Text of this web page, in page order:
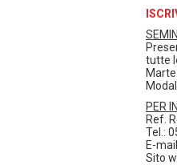
tutte
PER
Ref.
Tel.:
E-
Sito